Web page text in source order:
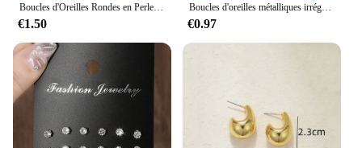
Boucles d'Oreilles Rondes en Perles Dorées pour Femmes, Bijoux à la Mode, Design Irrégulier Délicat, Style Coréen, 2023
€1.50
Boucles d'oreilles métalliques irrégulières géométriques pliables pour femmes, style minimaliste, bijoux de personnalité, cadeau de bijoux de carillon, document, 2024
€0.97